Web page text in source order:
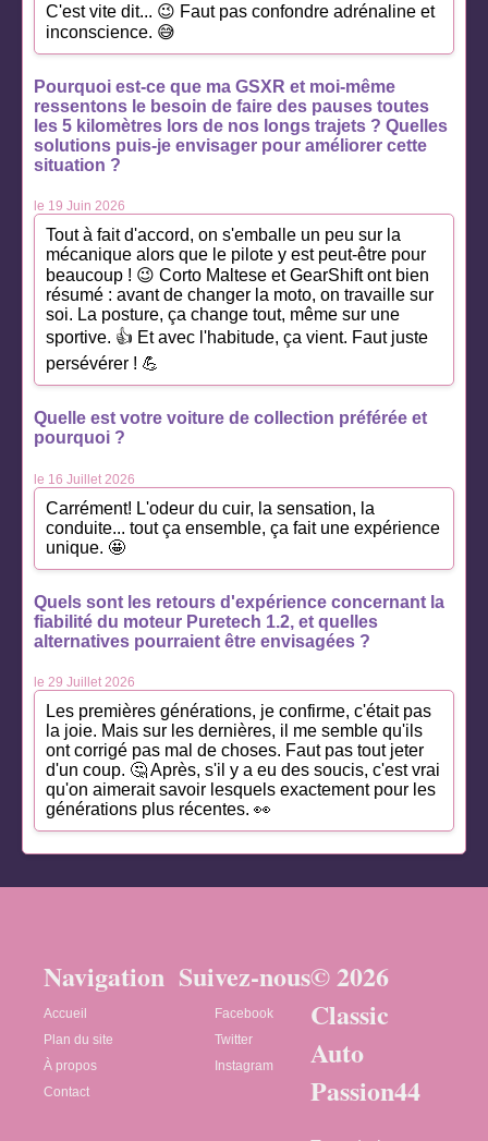
C'est vite dit... 😉 Faut pas confondre adrénaline et
inconscience. 😅
Pourquoi est-ce que ma GSXR et moi-même
ressentons le besoin de faire des pauses toutes
les 5 kilomètres lors de nos longs trajets ? Quelles
solutions puis-je envisager pour améliorer cette
situation ?
le 19 Juin 2026
Tout à fait d'accord, on s'emballe un peu sur la
mécanique alors que le pilote y est peut-être pour
beaucoup ! 😉 Corto Maltese et GearShift ont bien
résumé : avant de changer la moto, on travaille sur
soi. La posture, ça change tout, même sur une
sportive. 👍 Et avec l'habitude, ça vient. Faut juste
persévérer ! 💪
Quelle est votre voiture de collection préférée et
pourquoi ?
le 16 Juillet 2026
Carrément! L'odeur du cuir, la sensation, la
conduite... tout ça ensemble, ça fait une expérience
unique. 🤩
Quels sont les retours d'expérience concernant la
fiabilité du moteur Puretech 1.2, et quelles
alternatives pourraient être envisagées ?
le 29 Juillet 2026
Les premières générations, je confirme, c'était pas
la joie. Mais sur les dernières, il me semble qu'ils
ont corrigé pas mal de choses. Faut pas tout jeter
d'un coup. 🤔 Après, s'il y a eu des soucis, c'est vrai
qu'on aimerait savoir lesquels exactement pour les
générations plus récentes. 👀
Navigation
Accueil
Plan du site
À propos
Contact
Suivez-nous
Facebook
Twitter
Instagram
© 2026
Classic
Auto
Passion44